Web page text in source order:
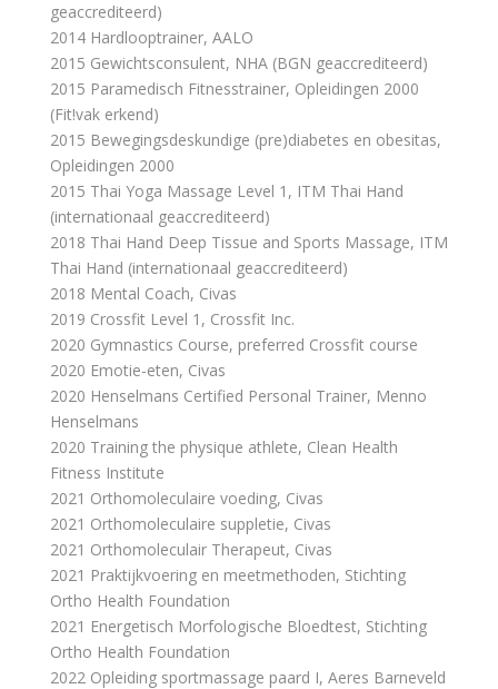
geaccrediteerd)
2014 Hardlooptrainer, AALO
2015 Gewichtsconsulent, NHA (BGN geaccrediteerd)
2015 Paramedisch Fitnesstrainer, Opleidingen 2000
(Fit!vak erkend)
2015 Bewegingsdeskundige (pre)diabetes en obesitas,
Opleidingen 2000
2015 Thai Yoga Massage Level 1, ITM Thai Hand
(internationaal geaccrediteerd)
2018 Thai Hand Deep Tissue and Sports Massage, ITM
Thai Hand (internationaal geaccrediteerd)
2018 Mental Coach, Civas
2019 Crossfit Level 1, Crossfit Inc.
2020 Gymnastics Course, preferred Crossfit course
2020 Emotie-eten, Civas
2020 Henselmans Certified Personal Trainer, Menno
Henselmans
2020 Training the physique athlete, Clean Health
Fitness Institute
2021 Orthomoleculaire voeding, Civas
2021 Orthomoleculaire suppletie, Civas
2021 Orthomoleculair Therapeut, Civas
2021 Praktijkvoering en meetmethoden, Stichting
Ortho Health Foundation
2021 Energetisch Morfologische Bloedtest, Stichting
Ortho Health Foundation
2022 Opleiding sportmassage paard I, Aeres Barneveld